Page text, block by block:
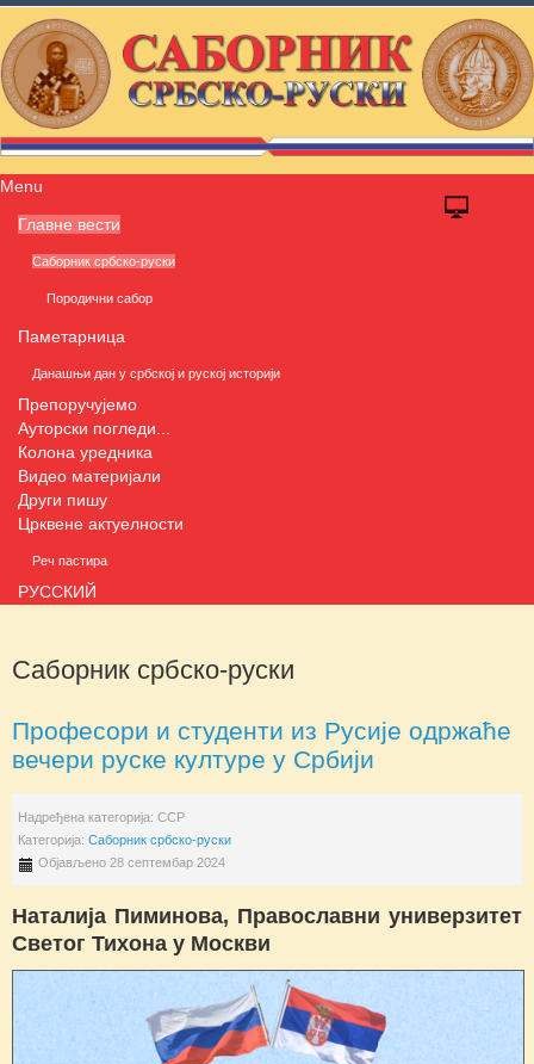
Menu
Главне вести
Саборник србско-руски
Породични сабор
Паметарница
Данашњи дан у србској и руској историји
Препоручујемо
Ауторски погледи...
Колона уредника
Видео материјали
Други пишу
Црквене актуелности
Реч пастира
РУССКИЙ
Саборник србско-руски
Професори и студенти из Русије одржаће
вечери руске културе у Србији
Надређена категорија: ССР
Категорија: Саборник србско-руски
Објављено 28 септембар 2024
Наталија Пиминова, Православни универзитет
Светог Тихона у Москви